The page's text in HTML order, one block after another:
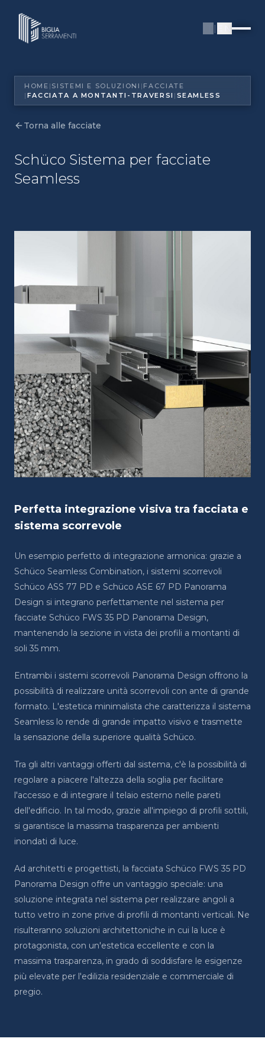
|
HOME | SISTEMI E SOLUZIONI | FACCIATE
| FACCIATA A MONTANTI-TRAVERSI | SEAMLESS
Torna alle facciate
Schüco Sistema per facciate
Seamless
Perfetta integrazione visiva tra facciata e
sistema scorrevole
Un esempio perfetto di integrazione armonica: grazie a
Schüco Seamless Combination, i sistemi scorrevoli
Schüco ASS 77 PD e Schüco ASE 67 PD Panorama
Design si integrano perfettamente nel sistema per
facciate Schüco FWS 35 PD Panorama Design,
mantenendo la sezione in vista dei profili a montanti di
soli 35 mm.
Entrambi i sistemi scorrevoli Panorama Design offrono la
possibilità di realizzare unità scorrevoli con ante di grande
formato. L'estetica minimalista che caratterizza il sistema
Seamless lo rende di grande impatto visivo e trasmette
la sensazione della superiore qualità Schüco.
Tra gli altri vantaggi offerti dal sistema, c'è la possibilità di
regolare a piacere l'altezza della soglia per facilitare
l'accesso e di integrare il telaio esterno nelle pareti
dell'edificio. In tal modo, grazie all'impiego di profili sottili,
si garantisce la massima trasparenza per ambienti
inondati di luce.
Ad architetti e progettisti, la facciata Schüco FWS 35 PD
Panorama Design offre un vantaggio speciale: una
soluzione integrata nel sistema per realizzare angoli a
tutto vetro in zone prive di profili di montanti verticali. Ne
risulteranno soluzioni architettoniche in cui la luce è
protagonista, con un'estetica eccellente e con la
massima trasparenza, in grado di soddisfare le esigenze
più elevate per l'edilizia residenziale e commerciale di
pregio.
|FACCIATA A MONTANTI-TRAVERSI|SEAMLESS